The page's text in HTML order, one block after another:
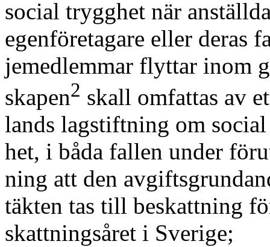
social trygghet när
egenföretagare eller deras
jemedlemmar flyttar inom
skapen2 skall omfattas av
lands lagstiftning om
het, i båda fallen under
ning att den
täkten tas till beskattning
skattningsåret i Sverige;